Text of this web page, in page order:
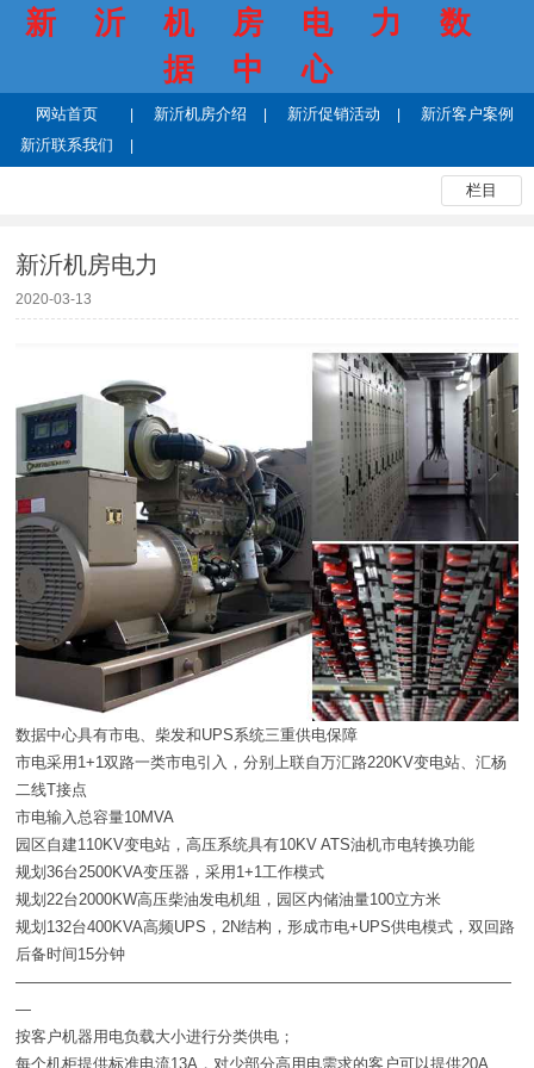
新沂机房电力数
据中心
网站首页 新沂机房介绍 新沂促销活动
新沂客户案例
新沂联系我们
栏目
新沂机房电力
2020-03-13
数据中心具有市电、柴发和UPS系统三重供电保障
市电采用1+1双路一类市电引入，分别上联自万汇路220KV变电站、汇杨
二线T接点
市电输入总容量10MVA
园区自建110KV变电站，高压系统具有10KV ATS油机市电转换功能
规划36台2500KVA变压器，采用1+1工作模式
规划22台2000KW高压柴油发电机组，园区内储油量100立方米
规划132台400KVA高频UPS，2N结构，形成市电+UPS供电模式，双回路
后备时间15分钟
————————————————————————————————
—
按客户机器用电负载大小进行分类供电；
每个机柜提供标准电流13A，对少部分高用电需求的客户可以提供20A、